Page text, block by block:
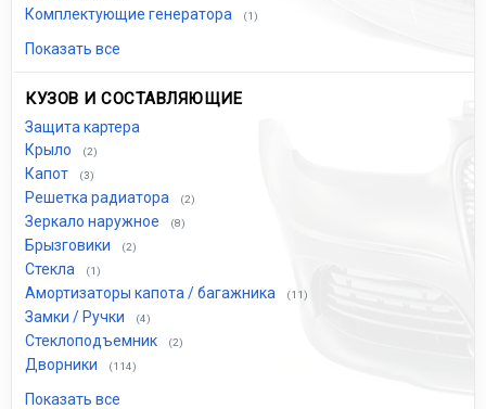
Комплектующие генератора (1)
Показать все
КУЗОВ И СОСТАВЛЯЮЩИЕ
Защита картера
Крыло
(2)
Капот (3)
Решетка радиатора (2)
Зеркало наружное (8)
Брызговики (2)
Стекла (1)
Амортизаторы капота / багажника (11)
Замки / Ручки (4)
Стеклоподъемник (2)
Дворники (114)
Показать все